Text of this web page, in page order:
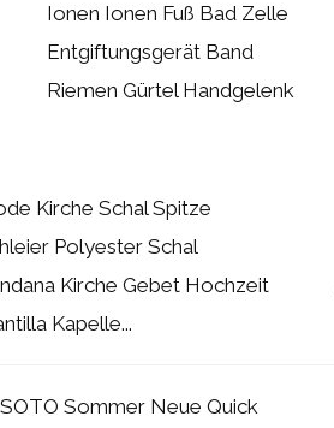
Ionen Ionen Fuß Bad Zelle
Entgiftungsgerät Band
Riemen Gürtel Handgelenk
Kirche Schal Spitze
Polyester Schal
Kirche Gebet Hochzeit
Kapelle...
Sommer Neue Quick